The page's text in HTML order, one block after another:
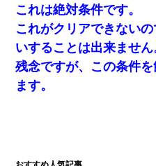
日曜日、会社の窓を見ると同僚
じゃ？）→俺電話「今何してん
と！」俺「会社にいない？」→
友人「酒の勢いで女先輩をホテ
「…」
【驚愕】5000円でＪＫと行為し
これは絶対条件です。
これがクリアできない
いすることは出来ません
残念ですが、この条件
ます。